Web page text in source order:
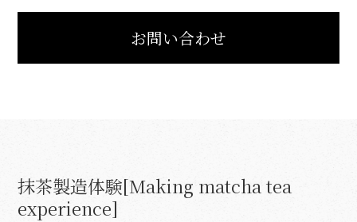
お問い合わせ
抹茶製造体験[Making matcha tea
experience]